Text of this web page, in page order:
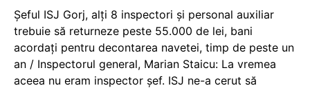
Șeful ISJ Gorj, alți 8 inspectori și personal auxiliar
trebuie să returneze peste 55.000 de lei, bani
acordați pentru decontarea navetei, timp de peste un
an / Inspectorul general, Marian Staicu: La vremea
aceea nu eram inspector șef. ISJ ne-a cerut să